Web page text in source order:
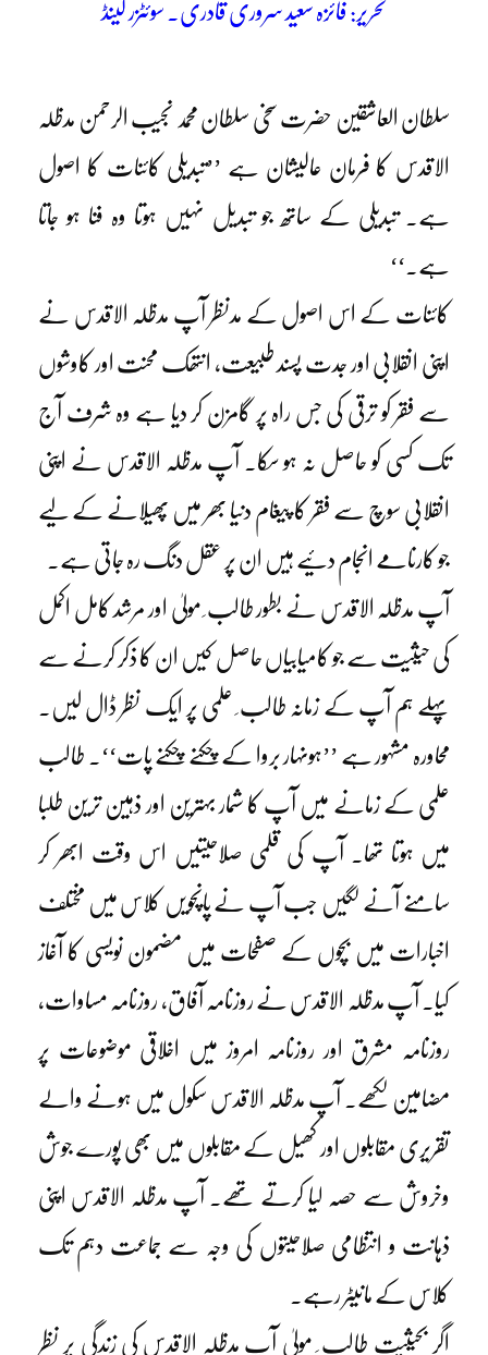
تحریر: فائزہ سعید سروری قادری۔ سوئٹزر لینڈ
سلطان العاشقین حضرت سخی سلطان محمد نجیب الرحمن مدظلہ
الاقدس کا فرمان عالیشان ہے ’’تبدیلی کائنات کا اصول
ہے۔ تبدیلی کے ساتھ جو تبدیل نہیں ہوتا وہ فنا ہو جاتا
ہے۔‘‘
کائنات کے اس اصول کے مدنظر آپ مدظلہ الاقدس نے
اپنی انقلابی اور جدت پسند طبیعت، انتھک محنت اور کاوشوں
سے فقر کو ترقی کی جس راہ پر گامزن کر دیا ہے وہ شرف آج
تک کسی کو حاصل نہ ہو سکا۔ آپ مدظلہ الاقدس نے اپنی
انقلابی سوچ سے فقر کا پیغام دنیا بھر میں پھیلانے کے لیے
جو کارنامے انجام دئیے ہیں ان پر عقل دنگ رہ جاتی ہے۔
آپ مدظلہ الاقدس نے بطور طالب ِ مولیٰ اور مرشد کامل اکمل
کی حیثیت سے جو کامیابیاں حاصل کیں ان کا ذکر کرنے سے
پہلے ہم آپ کے زمانہ طالب ِ علمی پر ایک نظر ڈال لیں۔
محاورہ مشہور ہے ’’ہونہار بروا کے چکنے چکنے پات‘‘۔ طالب
علمی کے زمانے میں آپ کا شمار بہترین اور ذہین ترین طلبا
میں ہوتا تھا۔ آپ کی قلمی صلاحیتیں اس وقت ابھر کر
سامنے آنے لگیں جب آپ نے پانچویں کلاس میں مختلف
اخبارات میں بچوں کے صفحات میں مضمون نویسی کا آغاز
کیا۔ آپ مدظلہ الاقدس نے روزنامہ آفاق، روزنامہ مساوات،
روزنامہ مشرق اور روزنامہ امروز میں اخلاقی موضوعات پر
مضامین لکھے۔ آپ مدظلہ الاقدس سکول میں ہونے والے
تقریری مقابلوں اور کھیل کے مقابلوں میں بھی پورے جوش
وخروش سے حصہ لیا کرتے تھے۔ آپ مدظلہ الاقدس اپنی
ذہانت و انتظامی صلاحیتوں کی وجہ سے جماعت دہم تک
کلاس کے مانیٹر رہے۔
اگر بحیثیت طالب ِ مولیٰ آپ مدظلہ الاقدس کی زندگی پر نظر